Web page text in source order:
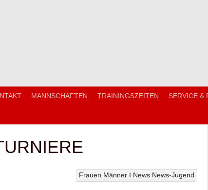
MANNSCHAFTEN TRAININGSZEITEN SERVICE &
Frauen Männer I News News-Jugend